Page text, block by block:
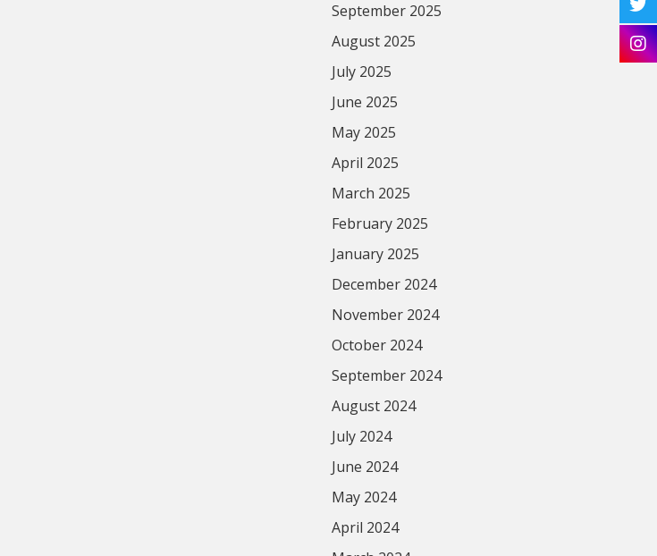
September 2025
August 2025
July 2025
June 2025
May 2025
April 2025
March 2025
February 2025
January 2025
December 2024
November 2024
October 2024
September 2024
August 2024
July 2024
June 2024
May 2024
April 2024